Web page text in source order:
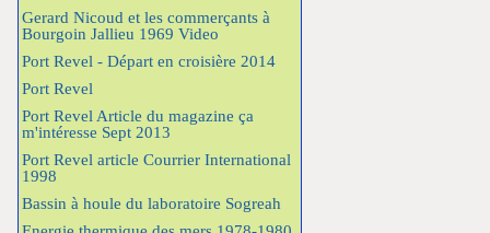
Gerard Nicoud et les commerçants à
Bourgoin Jallieu 1969 Video
Port Revel - Départ en croisière 2014
Port Revel
Port Revel Article du magazine ça
m'intéresse Sept 2013
Port Revel article Courrier International
1998
Bassin à houle du laboratoire Sogreah